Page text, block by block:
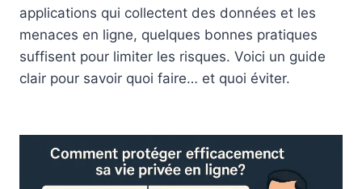
applications qui collectent des données et les
menaces en ligne, quelques bonnes pratiques
suffisent pour limiter les risques. Voici un guide
clair pour savoir quoi faire… et quoi éviter.